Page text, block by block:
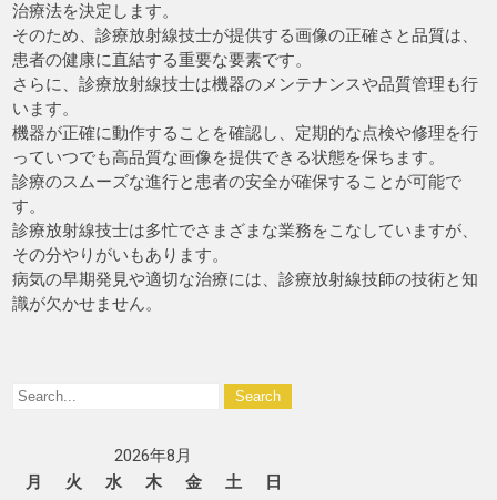
治療法を決定します。
そのため、診療放射線技士が提供する画像の正確さと品質は、
患者の健康に直結する重要な要素です。
さらに、診療放射線技士は機器のメンテナンスや品質管理も行
います。
機器が正確に動作することを確認し、定期的な点検や修理を行
っていつでも高品質な画像を提供できる状態を保ちます。
診療のスムーズな進行と患者の安全が確保することが可能で
す。
診療放射線技士は多忙でさまざまな業務をこなしていますが、
その分やりがいもあります。
病気の早期発見や適切な治療には、診療放射線技師の技術と知
識が欠かせません。
2026年8月
月
火 水 木 金 土
日